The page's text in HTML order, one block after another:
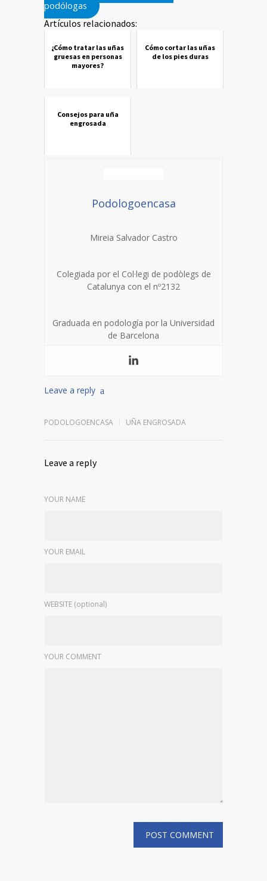
podólogas
Artículos relacionados:
¿Cómo tratar las uñas
gruesas en personas
mayores?
Cómo cortar las uñas
de los pies duras
Consejos para uña
engrosada
Podologoencasa
Mireia Salvador Castro
Colegiada por el Col·legi de podòlegs de
Catalunya con el nº2132
Graduada en podología por la Universidad
de Barcelona
Leave a reply
PODOLOGOENCASA UÑA ENGROSADA
Leave a reply
YOUR NAME
YOUR EMAIL
WEBSITE (optional)
YOUR COMMENT